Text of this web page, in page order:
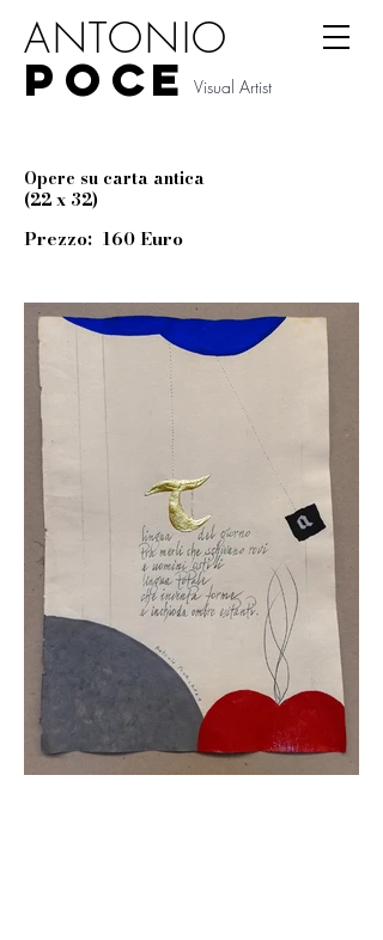
ANTONIO
P O CE Visual Artist
Opere su carta antica
(22 x 32)
Prezzo: 160 Euro